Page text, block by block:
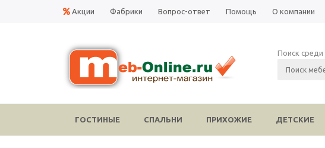
Акции Фабрики Вопрос-ответ Помощь О компании
Поиск
ГОСТИНЫЕ СПАЛЬНИ ПРИХОЖИЕ ДЕТСКИЕ